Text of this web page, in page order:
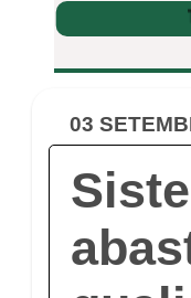
03